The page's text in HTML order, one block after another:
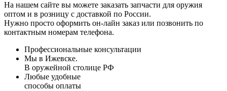
На нашем сайте вы можете заказать запчасти для оружия
оптом и в розницу с доставкой по России.
Нужно просто оформить он-лайн заказ или позвонить по
контактным номерам телефона.
Профессиональные консультации
Мы в Ижевске.
В оружейной столице РФ
Любые удобные
способы оплаты